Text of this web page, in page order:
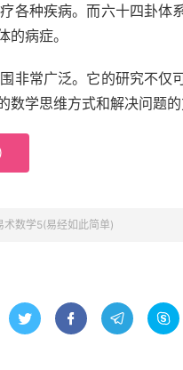
各种疾病。而六十四卦体
病症。
非常广泛。它的研究不仅
学思维方式和解决问题的
)
术数学5(易经如此简单)
   